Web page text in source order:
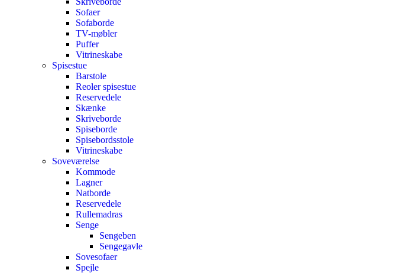
Sofaer
Sofaborde
TV-møbler
Puffer
Vitrineskabe
Spisestue
Barstole
Reoler spisestue
Reservedele
Skænke
Skriveborde
Spiseborde
Spisebordsstole
Vitrineskabe
Soveværelse
Kommode
Lagner
Natborde
Reservedele
Rullemadras
Senge
Sengeben
Sengegavle
Sovesofaer
Spejle